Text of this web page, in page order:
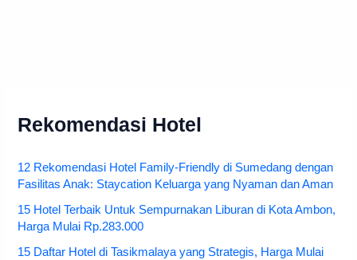
Rekomendasi Hotel
12 Rekomendasi Hotel Family-Friendly di Sumedang dengan
Fasilitas Anak: Staycation Keluarga yang Nyaman dan Aman
15 Hotel Terbaik Untuk Sempurnakan Liburan di Kota Ambon,
Harga Mulai Rp.283.000
15 Daftar Hotel di Tasikmalaya yang Strategis, Harga Mulai